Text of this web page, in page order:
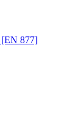
877]